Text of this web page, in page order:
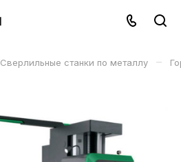
Сверлильные станки по металлу –